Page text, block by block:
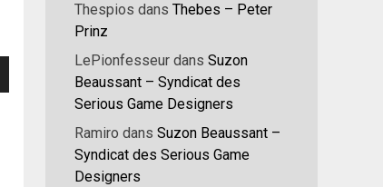
Thespios dans Thebes – Peter
Prinz
LePionfesseur dans Suzon
Beaussant – Syndicat des
Serious Game Designers
Ramiro dans Suzon Beaussant –
Syndicat des Serious Game
Designers